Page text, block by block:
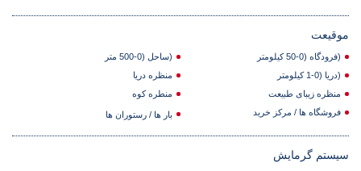
موقیعت
(فرودگاه (0-50 کیلومتر
(ساحل (0-500 متر
(دریا (0-1 کیلومتر
منظره دریا
منظره زیبای طبیعت
منطره کوه
فروشگاه ها / مرکز خرید
بار ها / رستوران ها
سیستم گرمایش